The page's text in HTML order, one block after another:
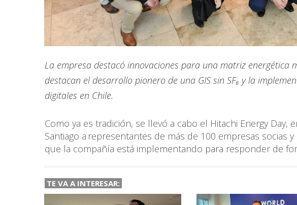
La empresa destacó innovaciones para una matriz energética
destacan el desarrollo pionero de una GIS sin SF₆ y la
digitales en Chile.
Como ya es tradición, se llevó a cabo el Hitachi Energy
Santiago a representantes de más de 100 empresas socias
que la compañía está implementando para responder de
TE VA A INTERESAR: